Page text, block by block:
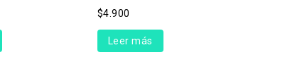
$4.900
Leer más